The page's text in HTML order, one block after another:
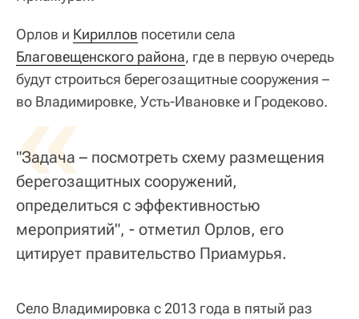
Орлов и Кириллов посетили села
Благовещенского района, где в первую очередь
будут строиться берегозащитные сооружения –
во Владимировке, Усть-Ивановке и Гродеково.
«
"Задача – посмотреть схему размещения
берегозащитных сооружений,
определиться с эффективностью
мероприятий", - отметил Орлов, его
цитирует правительство Приамурья.
Село Владимировка с 2013 года в пятый раз